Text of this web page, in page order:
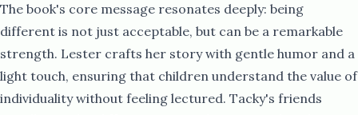
The book's core message resonates deeply: being
different is not just acceptable, but can be a remarkable
strength. Lester crafts her story with gentle humor and a
light touch, ensuring that children understand the value of
individuality without feeling lectured. Tacky's friends